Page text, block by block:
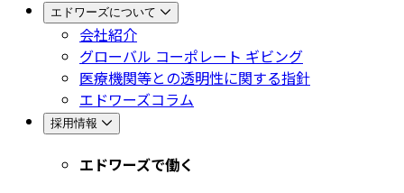
エドワーズについて
会社紹介
グローバル コーポレート ギビング
医療機関等との透明性に関する指針
エドワーズコラム
採用情報
エドワーズで働く